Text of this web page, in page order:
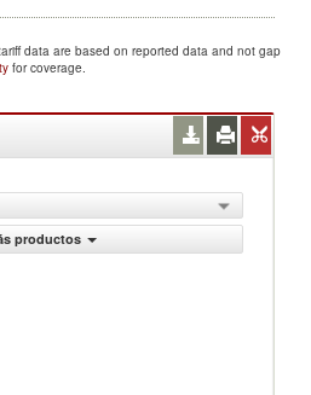
data are based on reported data and not gap
for coverage.
productos